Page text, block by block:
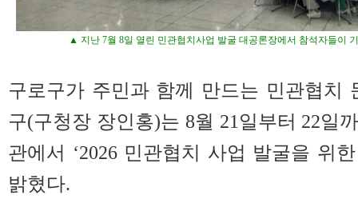
▲ 지난 7월 8일 열린 민관협치사업 발굴 대공론장에서 참석자들이
구로구가 주민과 함께 만드는 민관협치
구(구청장 장인홍)는 8월 21일부터 22일
관에서 ‘2026 민관협치 사업 발굴을 위
밝혔다.